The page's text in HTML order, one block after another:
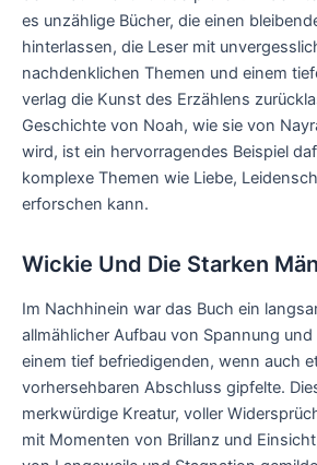
es unzählige Bücher, die einen
hinterlassen, die Leser mit
nachdenklichen Themen und einem
verlag die Kunst des Erzählens
Geschichte von Noah, wie sie von
wird, ist ein hervorragendes Beispiel
komplexe Themen wie Liebe,
erforschen kann.
Wickie Und Die Starken
Im Nachhinein war das Buch ein
allmählicher Aufbau von Spannung
einem tief befriedigenden, wenn auch
vorhersehbaren Abschluss gipfelte.
merkwürdige Kreatur, voller
mit Momenten von Brillanz und